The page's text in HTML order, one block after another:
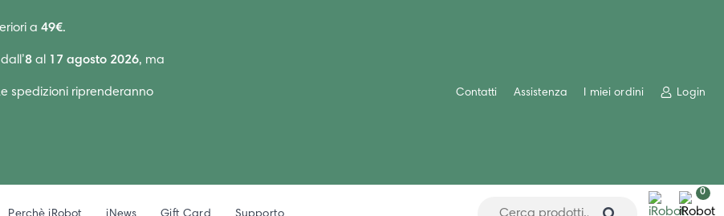
a 49€.
8 al 17 agosto 2026, ma
spedizioni riprenderanno Contatti Assistenza I miei ordini Login
Perchè iRobot iNews Gift Card Supporto
0